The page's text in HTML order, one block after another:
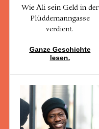
Wie Ali sein Geld in der
Plüddemanngasse
verdient.
Ganze Geschichte
lesen.